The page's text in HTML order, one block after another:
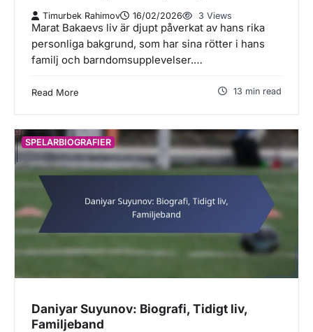
Timurbek Rahimov 16/02/2026 3 Views
Marat Bakaevs liv är djupt påverkat av hans rika
personliga bakgrund, som har sina rötter i hans
familj och barndomsupplevelser.…
Read More 13 min read
SPELARBIOGRAFIER
Daniyar Suyunov: Biografi, Tidigt liv,
Familjeband